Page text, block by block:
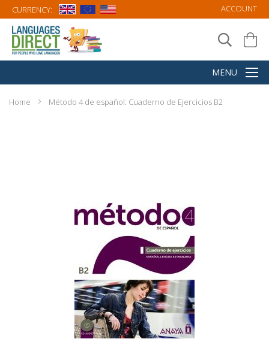
CURRENCY: ACCOUNT
Home Método 4 de español: Cuaderno de Ejercicios B2